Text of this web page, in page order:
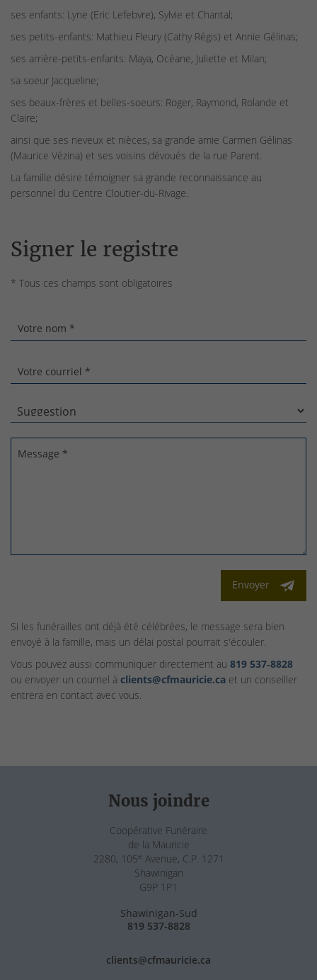
ses enfants: Lyne (Eric Lefebvre), Sylvie et Chantal;
ses petits-enfants: Mathieu Fleury (Cathy Régis) et Annie Gélinas;
ses arrière-petits-enfants: Maya, Océane, Juliette et Milan;
sa soeur Jacqueline;
ses beaux-frères et belles-soeurs: Roger, Raymond, Rolande et
Claire;
ainsi que ses neveux et nièces, sa grande amie Carmen Gélinas
(Maurice Vézina) et ses voisins dévoués de la rue Parent.
La famille désire témoigner sa grande reconnaissance au
personnel du Centre Cloutier-du-Rivage.
Signer le registre
* Tous ces champs sont obligatoires
Votre nom *
Votre courriel *
Message *
Envoyer
Si les funérailles ont déjà été célébrées, le message sera bien
envoyé à la famille, mais un délai postal pourrait s'écouler.
Vous pouvez aussi communiquer directement au 819 537‑8828
ou envoyer un courriel à clients@cfmauricie.ca et un conseiller
entrera en contact avec vous.
Nous joindre
Coopérative Funéraire
de la Mauricie
2280, 105e Avenue, C.P. 1271
Shawinigan
G9P 1P1
Shawinigan-Sud
819 537-8828
clients@cfmauricie.ca